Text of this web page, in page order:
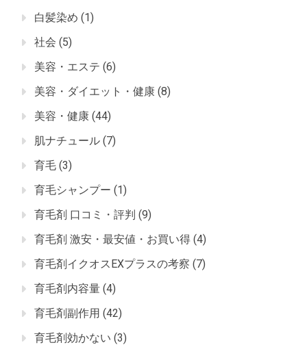
白髪染め (1)
社会 (5)
美容・エステ (6)
美容・ダイエット・健康 (8)
美容・健康 (44)
肌ナチュール (7)
育毛 (3)
育毛シャンプー (1)
育毛剤 口コミ・評判 (9)
育毛剤 激安・最安値・お買い得 (4)
育毛剤イクオスEXプラスの考察 (7)
育毛剤内容量 (4)
育毛剤副作用 (42)
育毛剤効かない (3)